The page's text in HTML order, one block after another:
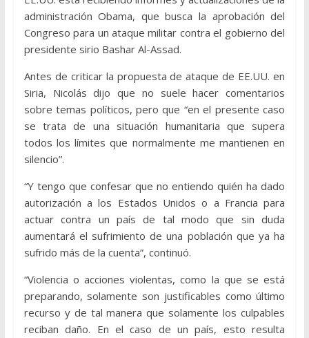
administración Obama, que busca la aprobación del
Congreso para un ataque militar contra el gobierno del
presidente sirio Bashar Al-Assad.
Antes de criticar la propuesta de ataque de EE.UU. en
Siria, Nicolás dijo que no suele hacer comentarios
sobre temas políticos, pero que “en el presente caso
se trata de una situación humanitaria que supera
todos los límites que normalmente me mantienen en
silencio”.
“Y tengo que confesar que no entiendo quién ha dado
autorización a los Estados Unidos o a Francia para
actuar contra un país de tal modo que sin duda
aumentará el sufrimiento de una población que ya ha
sufrido más de la cuenta”, continuó.
“Violencia o acciones violentas, como la que se está
preparando, solamente son justificables como último
recurso y de tal manera que solamente los culpables
reciban daño. En el caso de un país, esto resulta